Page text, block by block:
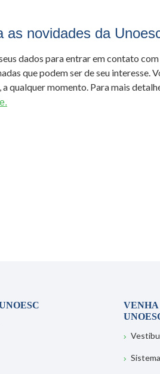
as novidades da
dados para entrar em contato
que podem ser de seu interesse.
qualquer momento. Para mais
VENHA